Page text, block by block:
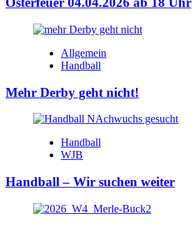
Allgemein
Handball
Mehr Derby geht nicht!
Handball
WJB
Handball – Wir suchen weiter